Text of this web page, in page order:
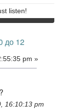
listen!
до 12
pm »
16:10:13 pm